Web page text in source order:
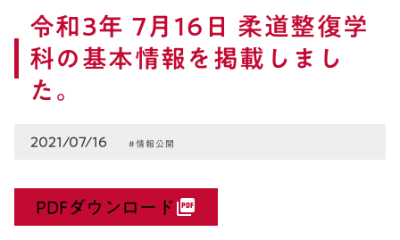
令和3年 7月16日 柔道整復学
科の基本情報を掲載しまし
た。
2021/07/16 #情報公開
PDFダウンロードpicture_as_pdf